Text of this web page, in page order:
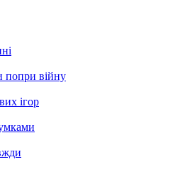
попри війну
ігор